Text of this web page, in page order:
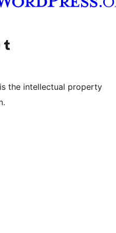
chaîne YouTube
Visiter notre compte Tumblr
the intellectual property